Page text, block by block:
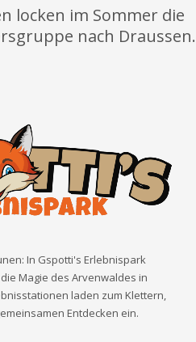
locken im Sommer die
nach Draussen.
In Gspotti's Erlebnispark
Magie des Arvenwaldes in
laden zum Klettern,
Entdecken ein.